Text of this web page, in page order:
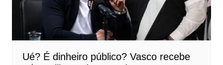
Ué? É dinheiro público? Vasco recebe